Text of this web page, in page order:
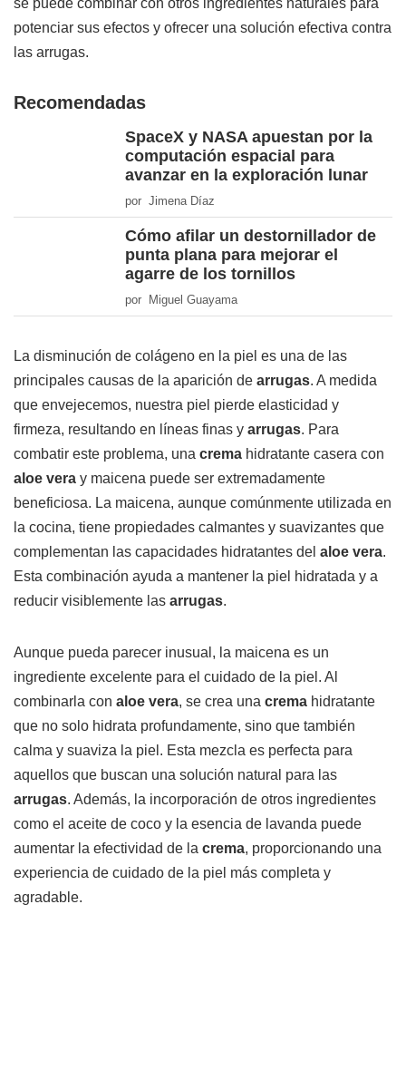
se puede combinar con otros ingredientes naturales para
potenciar sus efectos y ofrecer una solución efectiva contra
las arrugas.
Recomendadas
SpaceX y NASA apuestan por la
computación espacial para
avanzar en la exploración lunar
por Jimena Díaz
Cómo afilar un destornillador de
punta plana para mejorar el
agarre de los tornillos
por Miguel Guayama
La disminución de colágeno en la piel es una de las
principales causas de la aparición de arrugas. A medida
que envejecemos, nuestra piel pierde elasticidad y
firmeza, resultando en líneas finas y arrugas. Para
combatir este problema, una crema hidratante casera con
aloe vera y maicena puede ser extremadamente
beneficiosa. La maicena, aunque comúnmente utilizada en
la cocina, tiene propiedades calmantes y suavizantes que
complementan las capacidades hidratantes del aloe vera.
Esta combinación ayuda a mantener la piel hidratada y a
reducir visiblemente las arrugas.
Aunque pueda parecer inusual, la maicena es un
ingrediente excelente para el cuidado de la piel. Al
combinarla con aloe vera, se crea una crema hidratante
que no solo hidrata profundamente, sino que también
calma y suaviza la piel. Esta mezcla es perfecta para
aquellos que buscan una solución natural para las
arrugas. Además, la incorporación de otros ingredientes
como el aceite de coco y la esencia de lavanda puede
aumentar la efectividad de la crema, proporcionando una
experiencia de cuidado de la piel más completa y
agradable.